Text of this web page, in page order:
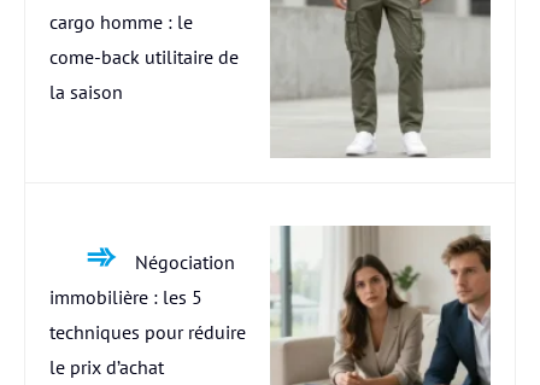
cargo homme : le
come-back utilitaire de
la saison
Négociation
immobilière : les 5
techniques pour réduire
le prix d’achat